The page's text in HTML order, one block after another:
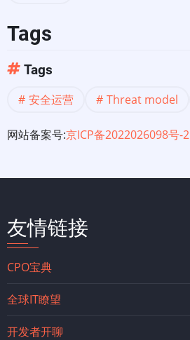
Tags
Tags
安全运营 Threat model
网站备案号:京ICP备2022026098号-2
友情链接
CPO宝典
全球IT瞭望
开发者开聊